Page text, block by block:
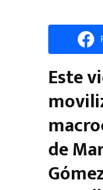
Este
de